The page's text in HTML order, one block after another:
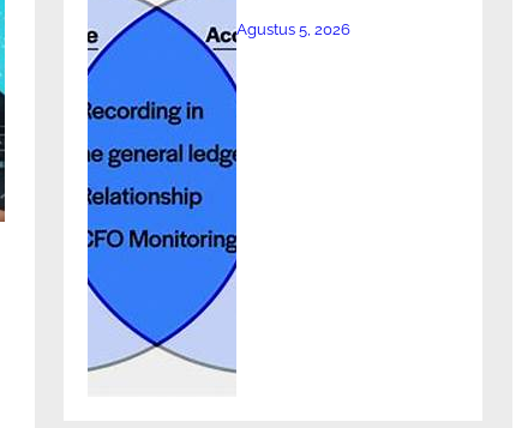
Agustus 5, 2026